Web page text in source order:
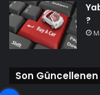
?
Son Güncellenen